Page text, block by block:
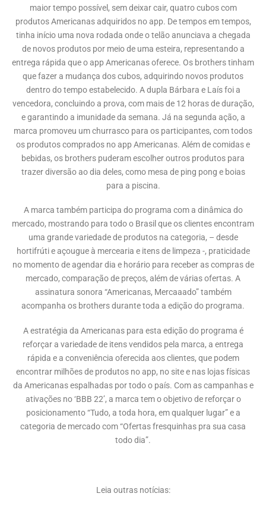
maior tempo possível, sem deixar cair, quatro cubos com
produtos Americanas adquiridos no app. De tempos em tempos,
tinha início uma nova rodada onde o telão anunciava a chegada
de novos produtos por meio de uma esteira, representando a
entrega rápida que o app Americanas oferece. Os brothers tinham
que fazer a mudança dos cubos, adquirindo novos produtos
dentro do tempo estabelecido. A dupla Bárbara e Laís foi a
vencedora, concluindo a prova, com mais de 12 horas de duração,
e garantindo a imunidade da semana. Já na segunda ação, a
marca promoveu um churrasco para os participantes, com todos
os produtos comprados no app Americanas. Além de comidas e
bebidas, os brothers puderam escolher outros produtos para
trazer diversão ao dia deles, como mesa de ping pong e boias
para a piscina.
A marca também participa do programa com a dinâmica do
mercado, mostrando para todo o Brasil que os clientes encontram
uma grande variedade de produtos na categoria, – desde
hortifrúti e açougue à mercearia e itens de limpeza -, praticidade
no momento de agendar dia e horário para receber as compras de
mercado, comparação de preços, além de várias ofertas. A
assinatura sonora “Americanas, Mercaaado” também
acompanha os brothers durante toda a edição do programa.
A estratégia da Americanas para esta edição do programa é
reforçar a variedade de itens vendidos pela marca, a entrega
rápida e a conveniência oferecida aos clientes, que podem
encontrar milhões de produtos no app, no site e nas lojas físicas
da Americanas espalhadas por todo o país. Com as campanhas e
ativações no ‘BBB 22’, a marca tem o objetivo de reforçar o
posicionamento “Tudo, a toda hora, em qualquer lugar” e a
categoria de mercado com “Ofertas fresquinhas pra sua casa
todo dia”.
Leia outras notícias: